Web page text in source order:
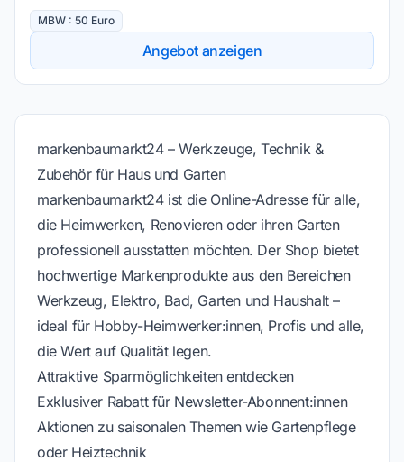
MBW : 50 Euro
Angebot anzeigen
markenbaumarkt24 – Werkzeuge, Technik &
Zubehör für Haus und Garten
markenbaumarkt24 ist die Online-Adresse für alle,
die Heimwerken, Renovieren oder ihren Garten
professionell ausstatten möchten. Der Shop bietet
hochwertige Markenprodukte aus den Bereichen
Werkzeug, Elektro, Bad, Garten und Haushalt –
ideal für Hobby-Heimwerker:innen, Profis und alle,
die Wert auf Qualität legen.
Attraktive Sparmöglichkeiten entdecken
Exklusiver Rabatt für Newsletter-Abonnent:innen
Aktionen zu saisonalen Themen wie Gartenpflege
oder Heiztechnik